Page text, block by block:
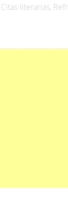
literarias,